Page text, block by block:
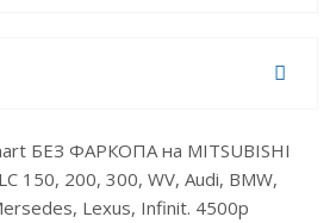
БЕЗ ФАРКОПА на MITSUBISHI
150, 200, 300, WV, Audi, BMW,
Lexus, Infinit. 4500р